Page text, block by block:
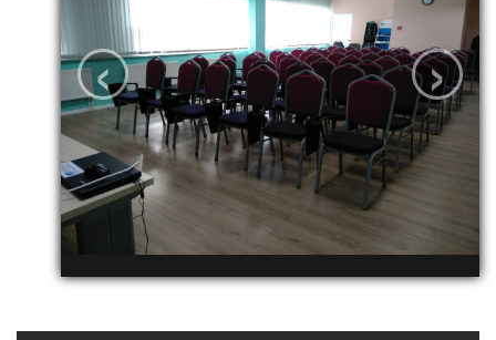
‹ ›